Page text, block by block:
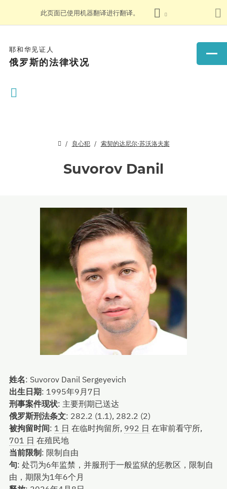
此页面已使用机器翻译进行翻译。
耶和华见证人
俄罗斯的法律状况
良心犯 索契的达尼尔·苏沃洛夫案
Suvorov Danil
姓名: Suvorov Danil Sergeyevich
出生日期: 1995年9月7日
刑事案件现状: 主要刑期已送达
俄罗斯刑法条文: 282.2 (1.1), 282.2 (2)
被拘留时间: 1 日 在临时拘留所, 992 日 在审前看守所,
701 日 在殖民地
当前限制 : 限制自由
句: 处罚为6年监禁，并服刑于一般监狱的惩教区，限制自
由，期限为1年6个月